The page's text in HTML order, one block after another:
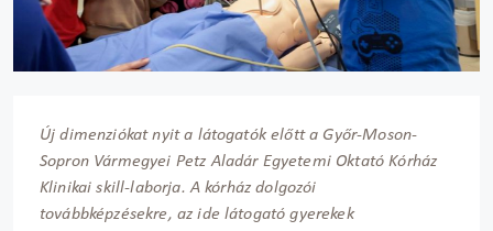
Új dimenziókat nyit a látogatók előtt a Győr-Moson-
Sopron Vármegyei Petz Aladár Egyetemi Oktató Kórház
Klinikai skill-laborja. A kórház dolgozói
továbbképzésekre, az ide látogató gyerekek